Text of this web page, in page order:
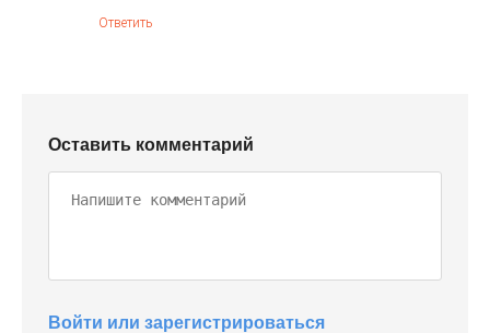
Ответить
Оставить комментарий
Войти или зарегистрироваться